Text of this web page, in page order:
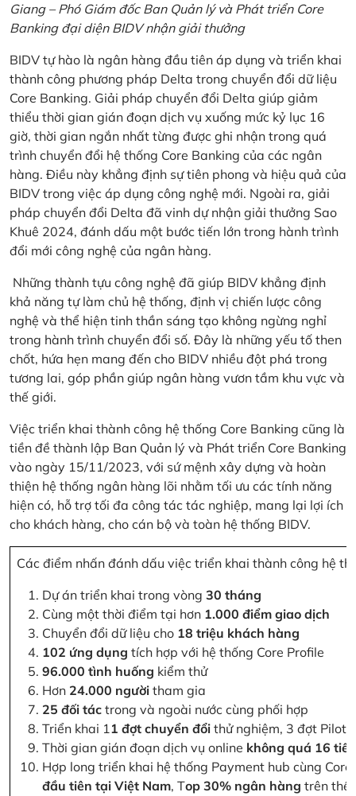
Giang – Phó Giám đốc Ban Quản lý và Phát triển Core
Banking đại diện BIDV nhận giải thưởng
BIDV tự hào là ngân hàng đầu tiên áp dụng và triển khai
thành công phương pháp Delta trong chuyển đổi dữ liệu
Core Banking. Giải pháp chuyển đổi Delta giúp giảm
thiểu thời gian gián đoạn dịch vụ xuống mức kỷ lục 16
giờ, thời gian ngắn nhất từng được ghi nhận trong quá
trình chuyển đổi hệ thống Core Banking của các ngân
hàng. Điều này khẳng định sự tiên phong và hiệu quả của
BIDV trong việc áp dụng công nghệ mới. Ngoài ra, giải
pháp chuyển đổi Delta đã vinh dự nhận giải thưởng Sao
Khuê 2024, đánh dấu một bước tiến lớn trong hành trình
đổi mới công nghệ của ngân hàng.
Những thành tựu công nghệ đã giúp BIDV khẳng định
khả năng tự làm chủ hệ thống, định vị chiến lược công
nghệ và thể hiện tinh thần sáng tạo không ngừng nghỉ
trong hành trình chuyển đổi số. Đây là những yếu tố then
chốt, hứa hẹn mang đến cho BIDV nhiều đột phá trong
tương lai, góp phần giúp ngân hàng vươn tầm khu vực và
thế giới.
Việc triển khai thành công hệ thống Core Banking cũng là
tiền đề thành lập Ban Quản lý và Phát triển Core Banking
vào ngày 15/11/2023, với sứ mệnh xây dựng và hoàn
thiện hệ thống ngân hàng lõi nhằm tối ưu các tính năng
hiện có, hỗ trợ tối đa công tác tác nghiệp, mang lại lợi ích
cho khách hàng, cho cán bộ và toàn hệ thống BIDV.
Các điểm nhấn đánh dấu việc triển khai thành công hệ
Dự án triển khai trong vòng 30 tháng
Cùng một thời điểm tại hơn 1.000 điểm giao dịch
Chuyển đổi dữ liệu cho 18 triệu khách hàng
102 ứng dụng tích hợp với hệ thống Core Profile
96.000 tình huống kiểm thử
Hơn 24.000 người tham gia
25 đối tác trong và ngoài nước cùng phối hợp
Triển khai 11 đợt chuyển đổi thử nghiệm, 3 đợt Pilot
Thời gian gián đoạn dịch vụ online không quá 16
Hợp long triển khai hệ thống Payment hub cùng
đầu tiên tại Việt Nam, Top 30% ngân hàng trên thế